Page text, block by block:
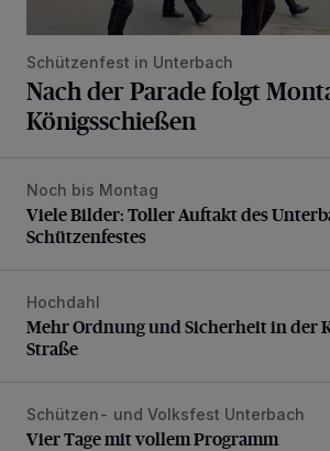
Schützenfest in Unterbach
Nach der Parade folgt
Königsschießen
Viele Bilder: Toller Auftakt des
Noch bis Montag
Viele Bilder: Toller Auftakt des
Schützenfestes
Mehr Ordnung und Sicherheit in der
Hochdahl
Mehr Ordnung und Sicherheit in der
Straße
Vier Tage mit vollem Programm
Schützen- und Volksfest Unterbach
Vier Tage mit vollem Programm